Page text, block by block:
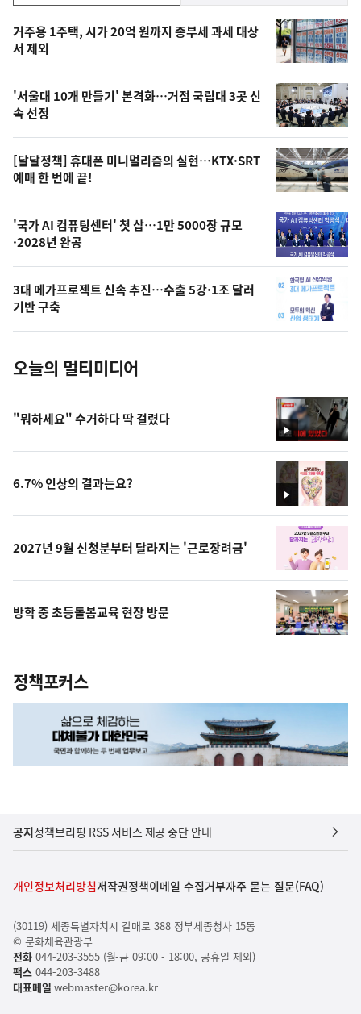
기,
최
신,
오
늘
의
영
상
오
의
사
진
기
뉴
스
거주용 1주택, 시가 20억 원까지 종부세 과세 대상
서 제외
'서울대 10개 만들기' 본격화…거점 국립대 3곳 신
속 선정
[달달정책] 휴대폰 미니멀리즘의 실현…KTX·SRT
예매 한 번에 끝!
'국가 AI 컴퓨팅센터' 첫 삽…1만 5000장 규모
·2028년 완공
3대 메가프로젝트 신속 추진…수출 5강·1조 달러
기반 구축
오늘의 멀티미디어
영
상
"뭐하세요" 수거하다 딱 걸렸다
영
상
6.7% 인상의 결과는요?
2027년 9월 신청분부터 달라지는 '근로장려금'
방학 중 초등돌봄교육 현장 방문
정책포커스
공지정책브리핑 RSS 서비스 제공 중단 안내
개인정보처리방침저작권정책이메일 수집거부자주 묻는 질문(FAQ)
(30119) 세종특별자치시 갈매로 388 정부세종청사 15동
© 문화체육관광부
전화044-203-3555 (월-금 09:00 - 18:00, 공휴일 제외)
팩스044-203-3488
대표메일 webmaster@korea.kr